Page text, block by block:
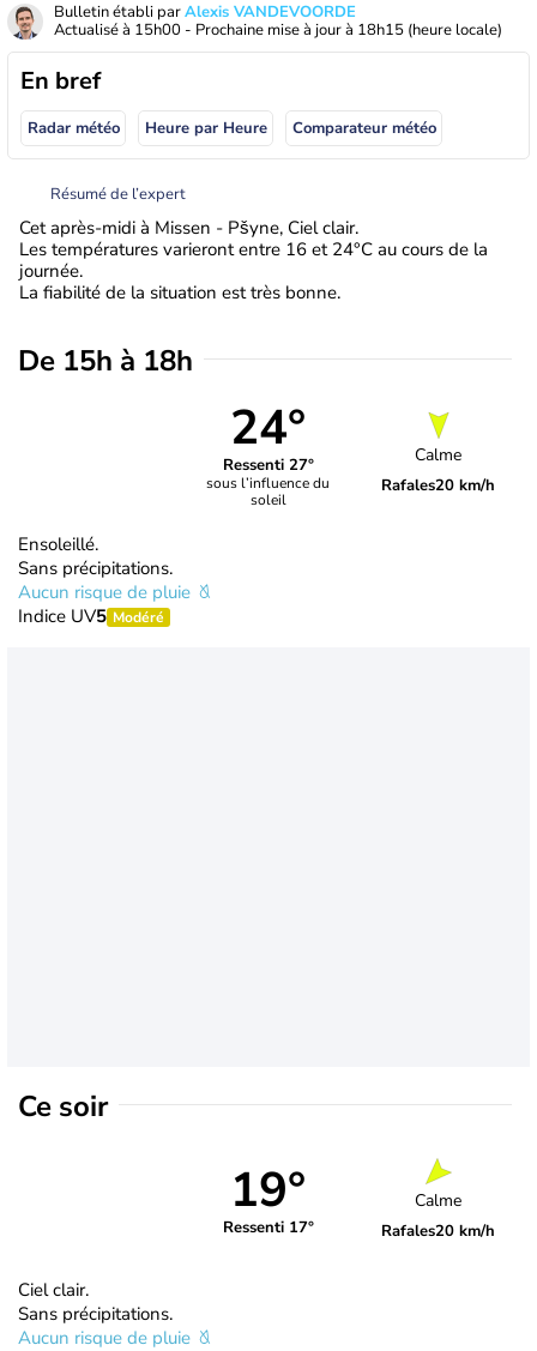
Bulletin établi parAlexis VANDEVOORDE
Actualisé à 15h00 - Prochaine mise à jour à 18h15 (heure locale)
En bref
Radar météo Heure par Heure Comparateur météo
Résumé de l’expert
Cet après-midi à Missen - Pšyne, Ciel clair.
Les températures varieront entre 16 et 24°C au cours de la
journée.
La fiabilité de la situation est très bonne.
De 15h à 18h
24°
Ressenti 27°
sous l’influence du
soleil
Calme
Rafales20 km/h
Ensoleillé.
Sans précipitations.
Aucun risque de pluie
Indice UV5 Modéré
Ce soir
19°
Ressenti 17°
Calme
Rafales20 km/h
Ciel clair.
Sans précipitations.
Aucun risque de pluie